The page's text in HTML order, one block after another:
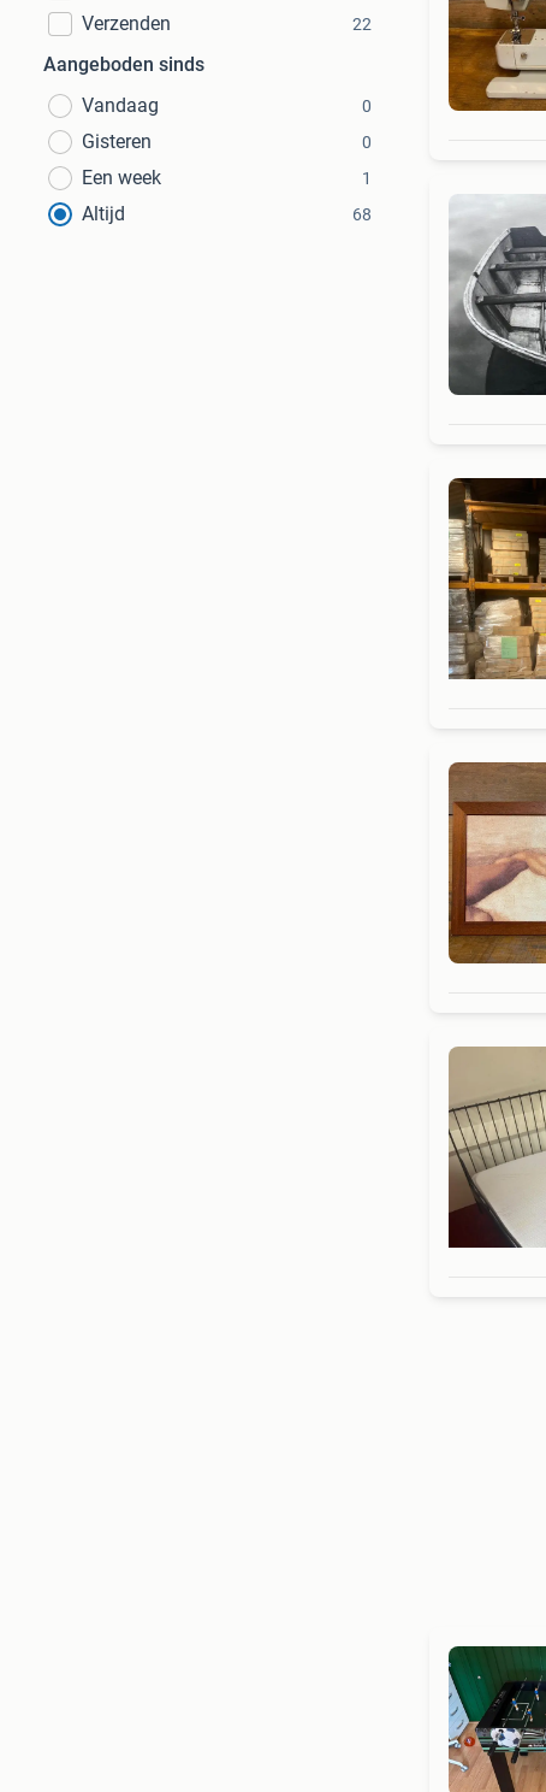
Verzenden 22
Aangeboden sinds
Vandaag
0
Gisteren 0
Een week 1
Altijd 68